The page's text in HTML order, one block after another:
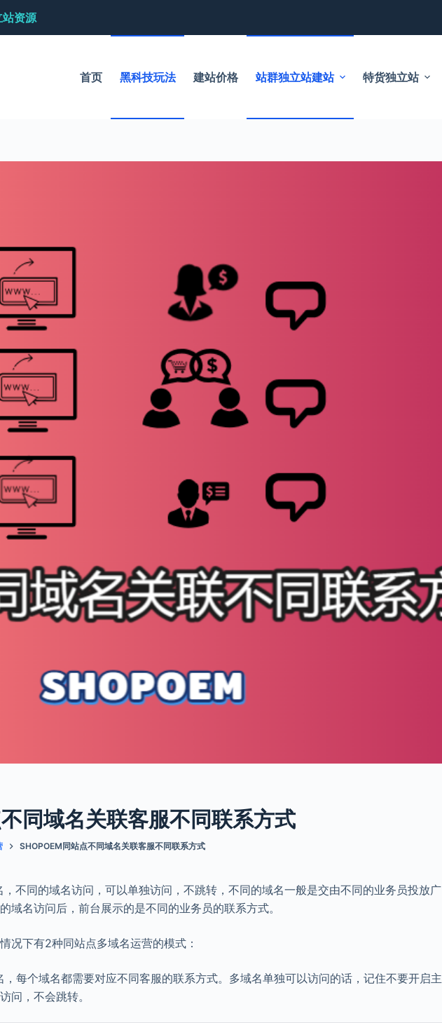
站资源
首页 黑科技玩法 建站价格 站群独立站建站 特货独立站
同域名关联客服不同联系方式
SHOPOEM同站点不同域名关联客服不同联系方式
不同的域名访问，可以单独访问，不跳转，不同的域名一般是交由不同的业务员投放广
域名访问后，前台展示的是不同的业务员的联系方式。
况下有2种同站点多域名运营的模式：
，每个域名都需要对应不同客服的联系方式。多域名单独可以访问的话，记住不要开启主
问，不会跳转。